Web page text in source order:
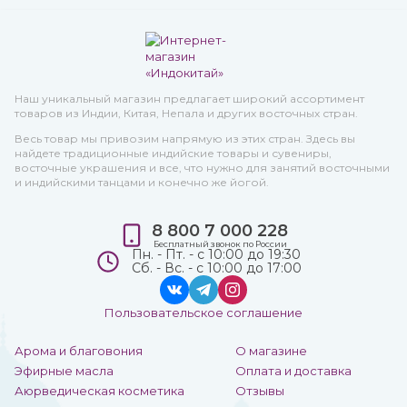
Наш уникальный магазин предлагает широкий ассортимент
товаров из Индии, Китая, Непала и других восточных стран.
Весь товар мы привозим напрямую из этих стран. Здесь вы
найдете традиционные индийские товары и сувениры,
восточные украшения и все, что нужно для занятий восточными
и индийскими танцами и конечно же йогой.
Арома и благовония
Эфирные масла
Аюрведическая косметика
О магазине
Оплата и доставка
Отзывы
8 800 7 000 228
Бесплатный звонок по России
Пн. - Пт. - с 10:00 до 19:30
Сб. - Вс. - с 10:00 до 17:00
Пользовательское соглашение